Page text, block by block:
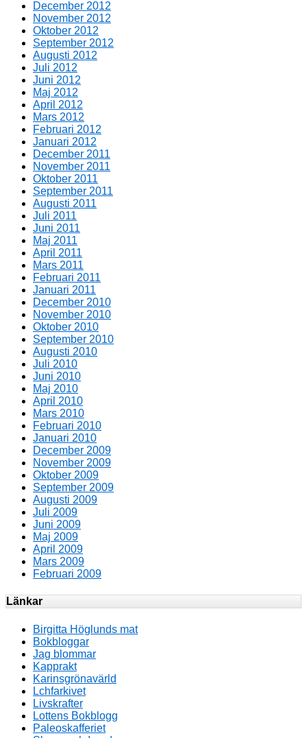
December 2012
November 2012
Oktober 2012
September 2012
Augusti 2012
Juli 2012
Juni 2012
Maj 2012
April 2012
Mars 2012
Februari 2012
Januari 2012
December 2011
November 2011
Oktober 2011
September 2011
Augusti 2011
Juli 2011
Juni 2011
Maj 2011
April 2011
Mars 2011
Februari 2011
Januari 2011
December 2010
November 2010
Oktober 2010
September 2010
Augusti 2010
Juli 2010
Juni 2010
Maj 2010
April 2010
Mars 2010
Februari 2010
Januari 2010
December 2009
November 2009
Oktober 2009
September 2009
Augusti 2009
Juli 2009
Juni 2009
Maj 2009
April 2009
Mars 2009
Februari 2009
Länkar
Birgitta Höglunds mat
Bokbloggar
Jag blommar
Kapprakt
Karinsgrönavärld
Lchfarkivet
Livskrafter
Lottens Bokblogg
Paleoskafferiet